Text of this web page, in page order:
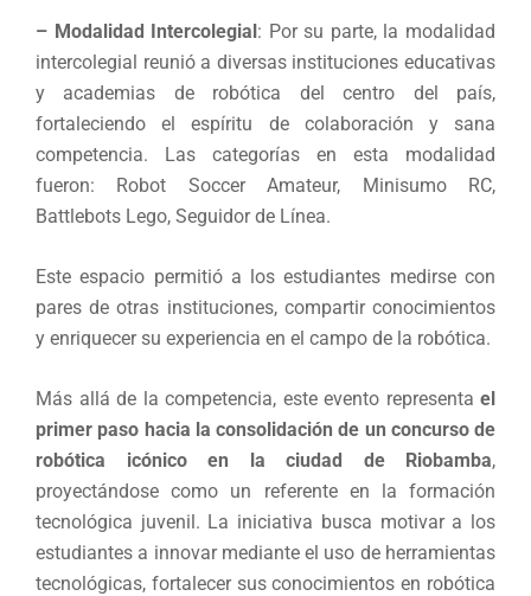
– Modalidad Intercolegial: Por su parte, la modalidad
intercolegial reunió a diversas instituciones educativas
y academias de robótica del centro del país,
fortaleciendo el espíritu de colaboración y sana
competencia. Las categorías en esta modalidad
fueron: Robot Soccer Amateur, Minisumo RC,
Battlebots Lego, Seguidor de Línea.
Este espacio permitió a los estudiantes medirse con
pares de otras instituciones, compartir conocimientos
y enriquecer su experiencia en el campo de la robótica.
Más allá de la competencia, este evento representa el
primer paso hacia la consolidación de un concurso de
robótica icónico en la ciudad de Riobamba,
proyectándose como un referente en la formación
tecnológica juvenil. La iniciativa busca motivar a los
estudiantes a innovar mediante el uso de herramientas
tecnológicas, fortalecer sus conocimientos en robótica